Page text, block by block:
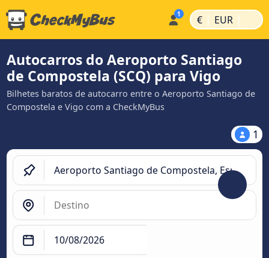
€ | EUR |
Autocarros do Aeroporto Santiago
de Compostela (SCQ) para Vigo
Bilhetes baratos de autocarro entre o Aeroporto Santiago de
Compostela e Vigo com a CheckMyBus
1